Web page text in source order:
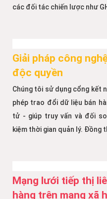
các đối tác chiến lược như
Giải pháp công
độc quyền
Chúng tôi sử dụng cổng kết
phép trao đổi dữ liệu bán
tử - giúp truy vấn và đối
kiệm thời gian quản lý. Đồng
Mạng lưới tiếp thị
hàng trên mạng xã